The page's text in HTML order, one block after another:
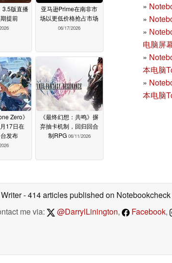
»
»
»
电脑屏
»
本电脑
»
本电脑
3.5版直播
提前
亚马逊Prime在南非市
场以更低价格抢占市场
06/17/2026
Zero》
17日在
发布
《最终幻想：共鸣》摒
弃抽卡机制，回归回合
制RPG 06/11/2026
- 414 articles published on Notebookcheck
me via:
@DarrylLinington, Facebook,